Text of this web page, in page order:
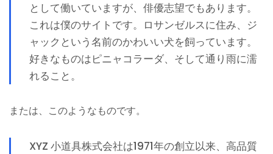
として働いていますが、俳優志望でもあります。
これは僕のサイトです。ロサンゼルスに住み、ジ
ャックという名前のかわいい犬を飼っています。
好きなものはピニャコラーダ、そして通り雨に濡
れること。
または、このようなものです。
XYZ 小道具株式会社は1971年の創立以来、高品質